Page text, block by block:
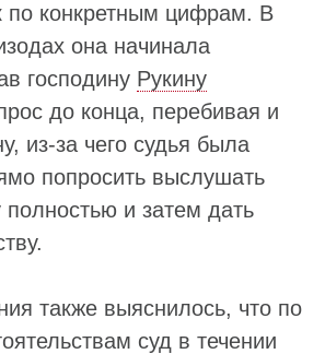
по конкретным цифрам. В
она начинала
господину Рукину
до конца, перебивая и
из‑за чего судья была
попросить выслушать
и затем дать
также выяснилось, что по
суд в течении